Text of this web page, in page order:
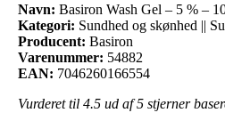
Navn: Basiron Wash Gel – 5 % –
Kategori: Sundhed og skønhed ||
Producent: Basiron
Varenummer: 54882
EAN: 7046260166554
Vurderet til 4.5 ud af 5 stjerner